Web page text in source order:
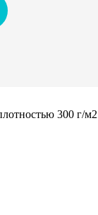
300 г/